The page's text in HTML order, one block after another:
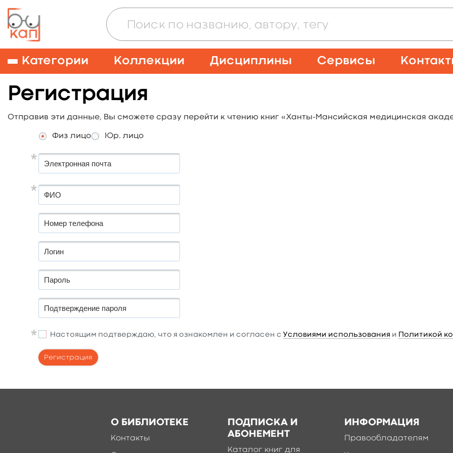
Категории Коллекции Дисциплины Сервисы
Регистрация
Отправив эти данные, Вы сможете сразу перейти к чтению книг «Ханты-Мансийская медицинская
Физ лицо Юр. лицо
Настоящим подтверждаю, что я ознакомлен и согласен с Условиями использования и Политикой
О БИБЛИОТЕКЕ
Контакты
ПОДПИСКА И
АБОНЕМЕНТ
Каталог книг для
ИНФОРМАЦИЯ
Правообладателям